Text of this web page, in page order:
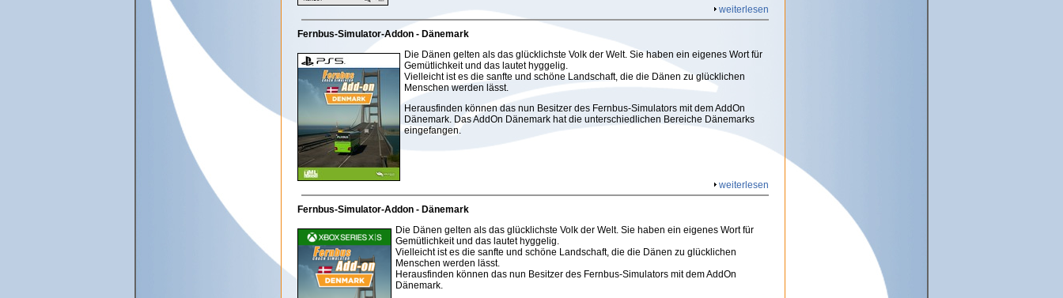
weiterlesen
Fernbus-Simulator-Addon - Dänemark
Die Dänen gelten als das glücklichste Volk der Welt. Sie haben ein eigenes Wort für
Gemütlichkeit und das lautet hyggelig.
Vielleicht ist es die sanfte und schöne Landschaft, die die Dänen zu glücklichen
Menschen werden lässt.
Herausfinden können das nun Besitzer des Fernbus-Simulators mit dem AddOn
Dänemark. Das AddOn Dänemark hat die unterschiedlichen Bereiche Dänemarks
eingefangen.
weiterlesen
Fernbus-Simulator-Addon - Dänemark
Die Dänen gelten als das glücklichste Volk der Welt. Sie haben ein eigenes Wort für
Gemütlichkeit und das lautet hyggelig.
Vielleicht ist es die sanfte und schöne Landschaft, die die Dänen zu glücklichen
Menschen werden lässt.
Herausfinden können das nun Besitzer des Fernbus-Simulators mit dem AddOn
Dänemark.